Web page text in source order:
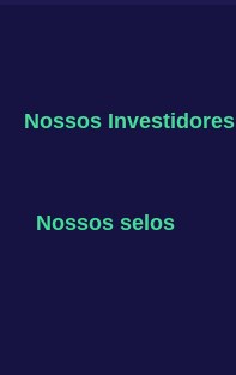
Nossos Investidores
Nossos selos